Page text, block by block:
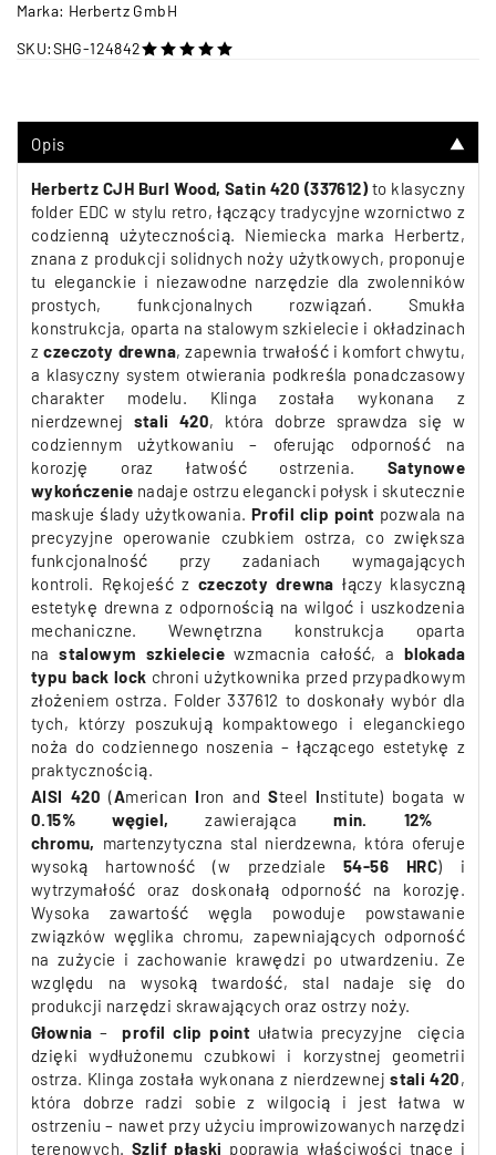
Marka: Herbertz GmbH
SKU:SHG-124842
Opis ▼
Herbertz CJH Burl Wood, Satin 420 (337612) to klasyczny
folder EDC w stylu retro, łączący tradycyjne wzornictwo z
codzienną użytecznością. Niemiecka marka Herbertz,
znana z produkcji solidnych noży użytkowych, proponuje
tu eleganckie i niezawodne narzędzie dla zwolenników
prostych, funkcjonalnych rozwiązań. Smukła
konstrukcja, oparta na stalowym szkielecie i okładzinach
z czeczoty drewna, zapewnia trwałość i komfort chwytu,
a klasyczny system otwierania podkreśla ponadczasowy
charakter modelu. Klinga została wykonana z
nierdzewnej
stali 420, która dobrze sprawdza się w
codziennym użytkowaniu – oferując odporność na
korozję oraz łatwość ostrzenia.
Satynowe
wykończenie nadaje ostrzu elegancki połysk i skutecznie
maskuje ślady użytkowania. Profil clip point pozwala na
precyzyjne operowanie czubkiem ostrza, co zwiększa
funkcjonalność przy zadaniach wymagających
kontroli. Rękojeść z czeczoty drewna łączy klasyczną
estetykę drewna z odpornością na wilgoć i uszkodzenia
mechaniczne. Wewnętrzna konstrukcja oparta
na stalowym szkielecie wzmacnia całość, a blokada
typu back lock chroni użytkownika przed przypadkowym
złożeniem ostrza. Folder 337612 to doskonały wybór dla
tych, którzy poszukują kompaktowego i eleganckiego
noża do codziennego noszenia – łączącego estetykę z
praktycznością.
AISI 420 (American Iron and Steel Institute) bogata w
0.15% węgiel, zawierająca
min. 12%
chromu, martenzytyczna stal nierdzewna, która oferuje
wysoką hartowność (w przedziale54-56 HRC)
i
wytrzymałość oraz doskonałą odporność na korozję.
Wysoka zawartość węgla powoduje powstawanie
związków węglika chromu, zapewniających odporność
na zużycie i zachowanie krawędzi po utwardzeniu. Ze
względu na wysoką twardość, stal nadaje się do
produkcji narzędzi skrawających oraz ostrzy noży.
Głownia–profil clip point ułatwia precyzyjne cięcia
dzięki wydłużonemu czubkowi i korzystnej geometrii
ostrza. Klinga została wykonana z nierdzewnejstali 420,
która dobrze radzi sobie z wilgocią i jest łatwa w
ostrzeniu – nawet przy użyciu improwizowanych narzędzi
terenowych. Szlif płaski poprawia właściwości tnące i